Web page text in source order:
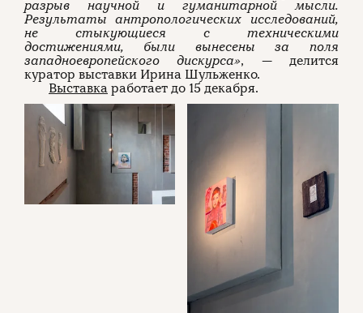
разрыв научной и гуманитарной мысли.
Результаты антропологических исследований,
не стыкующиеся с техническими
достижениями, были вынесены за поля
западноевропейского дискурса», — делится
куратор выставки Ирина Шульженко.
Выставка работает до 15 декабря.